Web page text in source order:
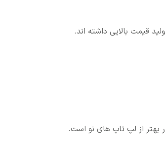
قیمت بالایی داشته اند.
بهتر از لپ تاپ های نو است.